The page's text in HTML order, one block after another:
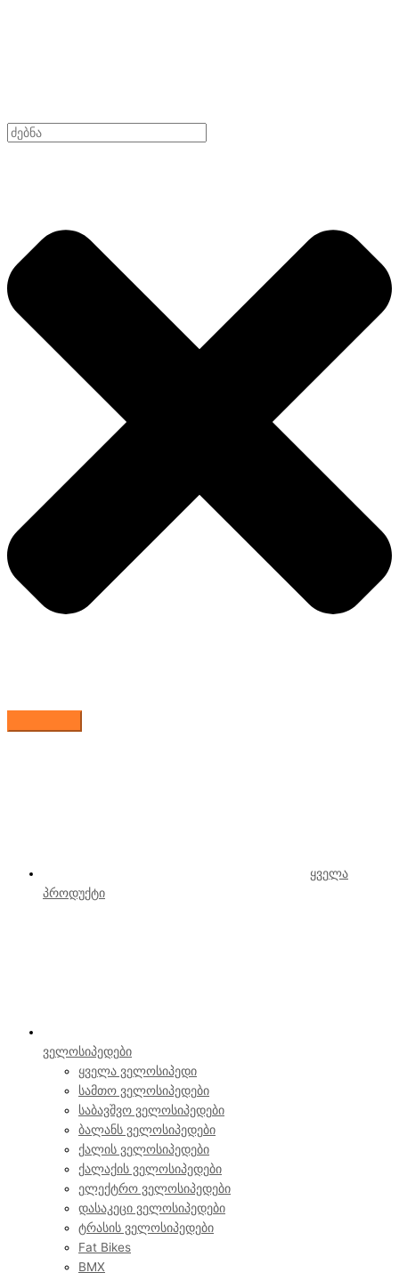
ყველა
პროდუქტი
ველოსიპედები
ყველა ველოსიპედი
სამთო ველოსიპედები
საბავშვო ველოსიპედები
ბალანს ველოსიპედები
ქალის ველოსიპედები
ქალაქის ველოსიპედები
ელექტრო ველოსიპედები
დასაკეცი ველოსიპედები
ტრასის ველოსიპედები
Fat Bikes
BMX